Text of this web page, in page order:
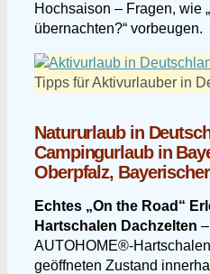
Hochsaison – Fragen, wie
übernachten?“ vorbeugen.
Tipps für Aktivurlauber in
Natururlaub in
Campingurlaub in
Oberpfalz,
Echtes „On the Road“
Hartschalen Dachzelten
AUTOHOME®-
geöffneten Zustand